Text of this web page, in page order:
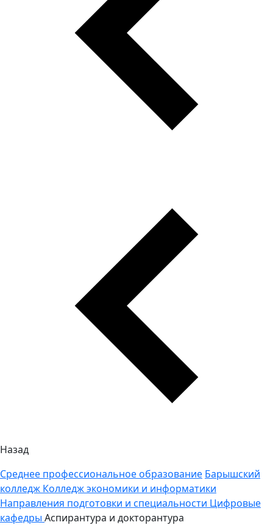
Назад
Среднее профессиональное образование Барышский
колледж Колледж экономики и информатики
Направления подготовки и специальности Цифровые
кафедры Аспирантура и докторантура